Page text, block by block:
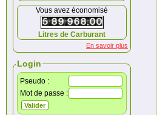
Vous avez économisé
Litres de Carburant
En savoir plus
Login
Pseudo :
Mot de passe :